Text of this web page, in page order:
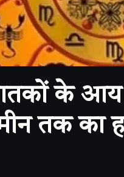
के आय
तक का